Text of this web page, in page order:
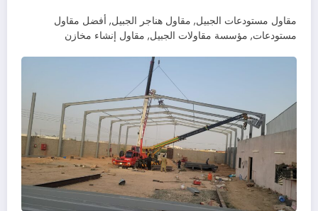
مقاول مستودعات الجبيل, مقاول هناجر الجبيل, أفضل مقاول
مستودعات, مؤسسة مقاولات الجبيل, مقاول إنشاء مخازن